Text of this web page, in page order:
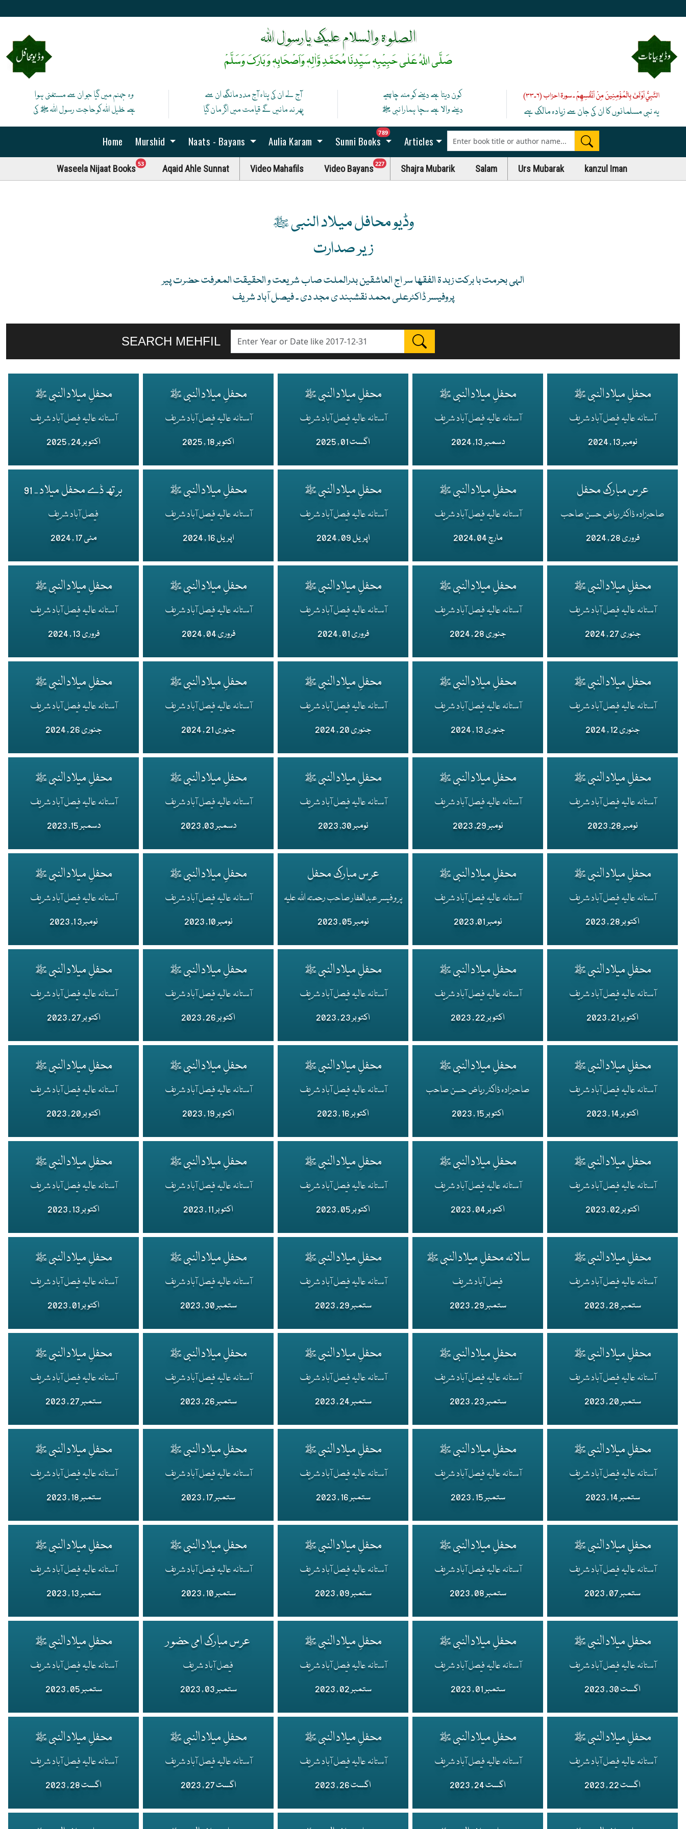
الصلوۃ والسلام علیک یارسول اللہ
صَلَّی اللہُ عَلٰی حَبِیْبِہٖ سَیِّدِنَا مُحَمَّدِ وَّاٰلِہٖ وَاَصْحَابِہٖ وَبَارَکَ وَسَلَّمْ
وہ جہنم میں گیا جو ان سے مستغنی ہوا
ہے خلیل اللہ کوحاجت رسول اللہ ﷺ کی
آج لے ان کی پناہ آج مدد مانگ ان سے
پھر نہ مانیں گے قیامت میں اگر مان گیا
کون دیتا ہے دینے کو منہ چاہیے
دینے والا ہے سچا ہمارا نبی ﷺ
النَّبِيُّ أَوْلَىٰ بِالْمُؤْمِنِينَ مِنْ أَنْفُسِهِمْ ۔ سورۃ احزاب (۶۔۳۳)
یہ نبی مسلمانوں کا ان کی جان سے زیادہ مالک ہے
Home Murshid Naats - Bayans Aulia Karam Sunni Books
789unread messages
Articles
Waseela Nijaat Books 53unread messages
Aqaid Ahle Sunnat Video Mahafils Video Bayans227unread messages
Shajra Mubarik Salam Urs Mubarak kanzul Iman
وڈیو محافل میلاد النبی ﷺ
زیر صدارت
الہی بحرمت با برکت زبد ۃ الفقھا سر اج العاشقین بدرالملت صاب شر یعت و الحقیقت المعرفت حضرت پیر
پروفیسر ڈاکٹرعلی محمد نقشبند ی مجد دی ۔ فیصل آباد شریف
SEARCH MEHFIL
محفلِ میلاد النبی ﷺ
آستانہ عالیہ فیصل آباد شریف
اکتوبر 24 , 2025
محفلِ میلاد النبی ﷺ
آستانہ عالیہ فیصل آباد شریف
اکتوبر 18 , 2025
محفلِ میلاد النبی ﷺ
آستانہ عالیہ فیصل آباد شریف
اگست 01 , 2025
محفلِ میلاد النبی ﷺ
آستانہ عالیہ فیصل آباد شریف
دسمبر 13, 2024
محفلِ میلاد النبی ﷺ
آستانہ عالیہ فیصل آباد شریف
نومبر 13 , 2024
برتھ ڈے محفل میلاد - 91
فیصل آباد شریف
مئی 17 , 2024
محفلِ میلاد النبی ﷺ
آستانہ عالیہ فیصل آباد شریف
اپریل 16 , 2024
محفلِ میلاد النبی ﷺ
آستانہ عالیہ فیصل آباد شریف
اپریل 09 , 2024
محفلِ میلاد النبی ﷺ
آستانہ عالیہ فیصل آباد شریف
مارچ 04 ,2024
عرس مبارک محفل
صاحبزادہ ڈاکٹر ریاض حسن صاحب
فروری 28 , 2024
محفلِ میلاد النبی ﷺ
آستانہ عالیہ فیصل آباد شریف
فروری 13 , 2024
محفلِ میلاد النبی ﷺ
آستانہ عالیہ فیصل آباد شریف
فروری 04 , 2024
محفلِ میلاد النبی ﷺ
آستانہ عالیہ فیصل آباد شریف
فروری 01 , 2024
محفلِ میلاد النبی ﷺ
آستانہ عالیہ فیصل آباد شریف
جنوری 28 , 2024
محفلِ میلاد النبی ﷺ
آستانہ عالیہ فیصل آباد شریف
جنوری 27 , 2024
محفلِ میلاد النبی ﷺ
آستانہ عالیہ فیصل آباد شریف
جنوری 26 , 2024
محفلِ میلاد النبی ﷺ
آستانہ عالیہ فیصل آباد شریف
جنوری 21 , 2024
محفلِ میلاد النبی ﷺ
آستانہ عالیہ فیصل آباد شریف
جنوری 20 , 2024
محفلِ میلاد النبی ﷺ
آستانہ عالیہ فیصل آباد شریف
جنوری 13 , 2024
محفلِ میلاد النبی ﷺ
آستانہ عالیہ فیصل آباد شریف
جنوری 12 , 2024
محفلِ میلاد النبی ﷺ
آستانہ عالیہ فیصل آباد شریف
دسمبر 15, 2023
محفلِ میلاد النبی ﷺ
آستانہ عالیہ فیصل آباد شریف
دسمبر 03, 2023
محفلِ میلاد النبی ﷺ
آستانہ عالیہ فیصل آباد شریف
نومبر 30, 2023
محفلِ میلاد النبی ﷺ
آستانہ عالیہ فیصل آباد شریف
نومبر 29, 2023
محفلِ میلاد النبی ﷺ
آستانہ عالیہ فیصل آباد شریف
نومبر 28, 2023
محفلِ میلاد النبی ﷺ
آستانہ عالیہ فیصل آباد شریف
نومبر3 1, 2023
محفلِ میلاد النبی ﷺ
آستانہ عالیہ فیصل آباد شریف
نومبر 10, 2023
عرس مبارک محفل
پروفیسر عبدالغفار صاحب رحمتہ اللہ علیہ
نومبر 05 , 2023
محفلِ میلاد النبی ﷺ
آستانہ عالیہ فیصل آباد شریف
نومبر 01, 2023
محفلِ میلاد النبی ﷺ
آستانہ عالیہ فیصل آباد شریف
اکتوبر 28 , 2023
محفلِ میلاد النبی ﷺ
آستانہ عالیہ فیصل آباد شریف
اکتوبر 27 , 2023
محفلِ میلاد النبی ﷺ
آستانہ عالیہ فیصل آباد شریف
اکتوبر 26 , 2023
محفلِ میلاد النبی ﷺ
آستانہ عالیہ فیصل آباد شریف
اکتوبر 23 , 2023
محفلِ میلاد النبی ﷺ
آستانہ عالیہ فیصل آباد شریف
اکتوبر 22 , 2023
محفلِ میلاد النبی ﷺ
آستانہ عالیہ فیصل آباد شریف
اکتوبر 21 , 2023
محفلِ میلاد النبی ﷺ
آستانہ عالیہ فیصل آباد شریف
اکتوبر 20 , 2023
محفلِ میلاد النبی ﷺ
آستانہ عالیہ فیصل آباد شریف
اکتوبر 19 , 2023
محفلِ میلاد النبی ﷺ
آستانہ عالیہ فیصل آباد شریف
اکتوبر 16 , 2023
محفلِ میلاد النبی ﷺ
صاحبزادہ ڈاکٹر ریاض حسن صاحب
اکتوبر 15 , 2023
محفلِ میلاد النبی ﷺ
آستانہ عالیہ فیصل آباد شریف
اکتوبر 14 , 2023
محفلِ میلاد النبی ﷺ
آستانہ عالیہ فیصل آباد شریف
اکتوبر 13 , 2023
محفلِ میلاد النبی ﷺ
آستانہ عالیہ فیصل آباد شریف
اکتوبر 11 , 2023
محفلِ میلاد النبی ﷺ
آستانہ عالیہ فیصل آباد شریف
اکتوبر 05 , 2023
محفلِ میلاد النبی ﷺ
آستانہ عالیہ فیصل آباد شریف
اکتوبر 04 , 2023
محفلِ میلاد النبی ﷺ
آستانہ عالیہ فیصل آباد شریف
اکتوبر 02 , 2023
محفلِ میلاد النبی ﷺ
آستانہ عالیہ فیصل آباد شریف
اکتوبر 01 , 2023
محفلِ میلاد النبی ﷺ
آستانہ عالیہ فیصل آباد شریف
ستمبر 30 , 2023
محفلِ میلاد النبی ﷺ
آستانہ عالیہ فیصل آباد شریف
ستمبر 29 , 2023
سالانہ محفلِ میلاد النبی ﷺ
فیصل آباد شریف
ستمبر 29 , 2023
محفلِ میلاد النبی ﷺ
آستانہ عالیہ فیصل آباد شریف
ستمبر 28 , 2023
محفلِ میلاد النبی ﷺ
آستانہ عالیہ فیصل آباد شریف
ستمبر 27 , 2023
محفلِ میلاد النبی ﷺ
آستانہ عالیہ فیصل آباد شریف
ستمبر 26 , 2023
محفلِ میلاد النبی ﷺ
آستانہ عالیہ فیصل آباد شریف
ستمبر 24 , 2023
محفلِ میلاد النبی ﷺ
آستانہ عالیہ فیصل آباد شریف
ستمبر 23 , 2023
محفلِ میلاد النبی ﷺ
آستانہ عالیہ فیصل آباد شریف
ستمبر 20 , 2023
محفلِ میلاد النبی ﷺ
آستانہ عالیہ فیصل آباد شریف
ستمبر 18 , 2023
محفلِ میلاد النبی ﷺ
آستانہ عالیہ فیصل آباد شریف
ستمبر 17 , 2023
محفلِ میلاد النبی ﷺ
آستانہ عالیہ فیصل آباد شریف
ستمبر 16 , 2023
محفلِ میلاد النبی ﷺ
آستانہ عالیہ فیصل آباد شریف
ستمبر 15 , 2023
محفلِ میلاد النبی ﷺ
آستانہ عالیہ فیصل آباد شریف
ستمبر 14 , 2023
محفلِ میلاد النبی ﷺ
آستانہ عالیہ فیصل آباد شریف
ستمبر 13 , 2023
محفلِ میلاد النبی ﷺ
آستانہ عالیہ فیصل آباد شریف
ستمبر 10 , 2023
محفلِ میلاد النبی ﷺ
آستانہ عالیہ فیصل آباد شریف
ستمبر 09 , 2023
محفلِ میلاد النبی ﷺ
آستانہ عالیہ فیصل آباد شریف
ستمبر 08 , 2023
محفلِ میلاد النبی ﷺ
آستانہ عالیہ فیصل آباد شریف
ستمبر 07 , 2023
محفلِ میلاد النبی ﷺ
آستانہ عالیہ فیصل آباد شریف
ستمبر 05 , 2023
عرس مبارک امی حضور
فیصل آباد شریف
ستمبر 03 , 2023
محفلِ میلاد النبی ﷺ
آستانہ عالیہ فیصل آباد شریف
ستمبر 02 , 2023
محفلِ میلاد النبی ﷺ
آستانہ عالیہ فیصل آباد شریف
ستمبر 01 , 2023
محفلِ میلاد النبی ﷺ
آستانہ عالیہ فیصل آباد شریف
اگست 30 , 2023
محفلِ میلاد النبی ﷺ
آستانہ عالیہ فیصل آباد شریف
اگست 28 , 2023
محفلِ میلاد النبی ﷺ
آستانہ عالیہ فیصل آباد شریف
اگست 27 , 2023
محفلِ میلاد النبی ﷺ
آستانہ عالیہ فیصل آباد شریف
اگست 26 , 2023
محفلِ میلاد النبی ﷺ
آستانہ عالیہ فیصل آباد شریف
اگست 24 , 2023
محفلِ میلاد النبی ﷺ
آستانہ عالیہ فیصل آباد شریف
اگست 22 , 2023